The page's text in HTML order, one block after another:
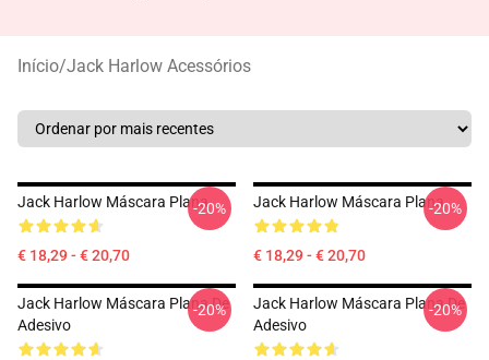
Início/Jack Harlow Acessórios
Jack Harlow Máscara Plana
€ 18,29 - € 20,70
-20% Jack Harlow Máscara Plana
€ 18,29 - € 20,70
-20%
Jack Harlow Máscara Plana De
Adesivo
-20%
Jack Harlow Máscara Plana De
Adesivo
-20%